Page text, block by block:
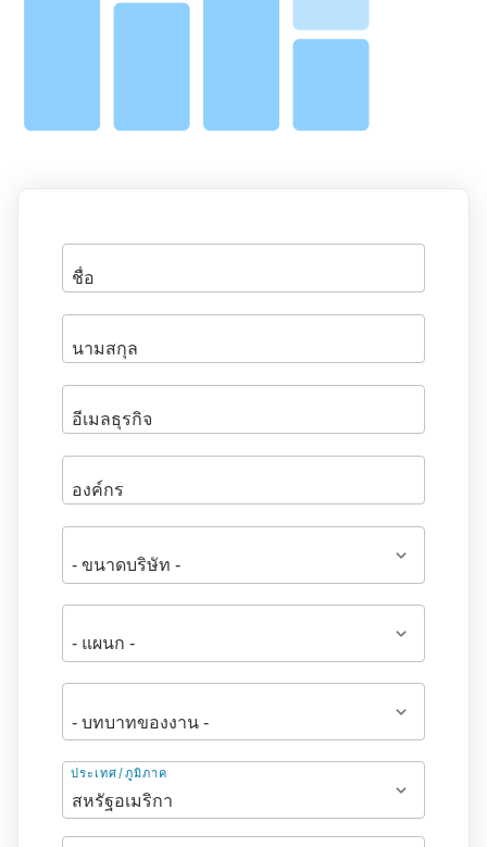
ที่
อยู่
ประเทศ/ภูมิภาค